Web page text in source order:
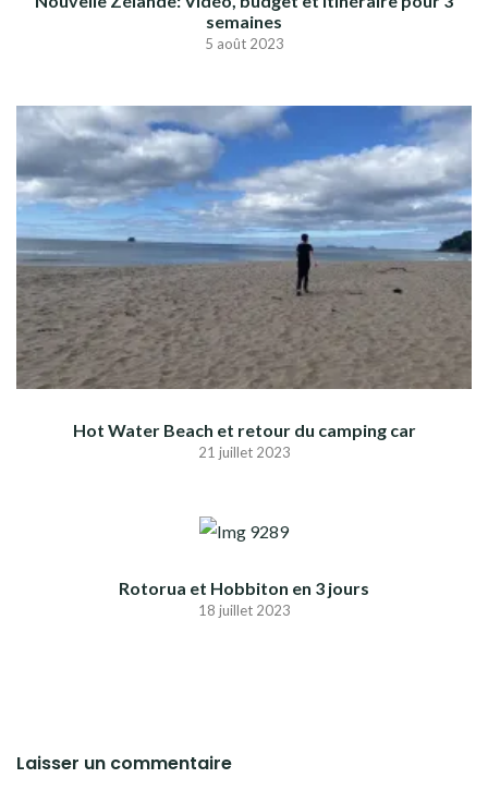
semaines
5 août 2023
Hot Water Beach et retour du camping car
21 juillet 2023
Rotorua et Hobbiton en 3 jours
18 juillet 2023
Laisser un commentaire